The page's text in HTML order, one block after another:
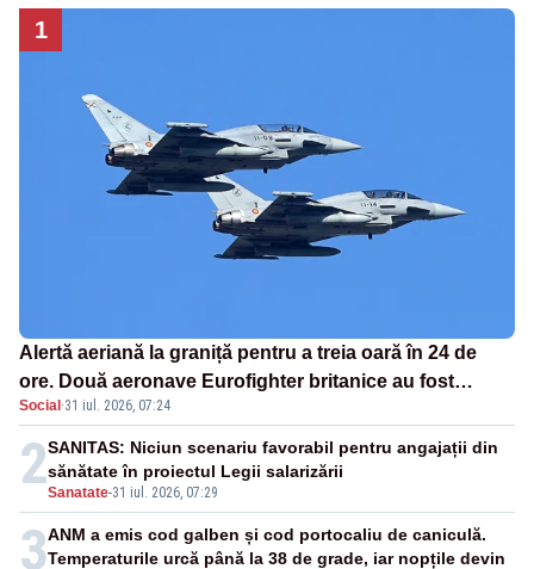
1
Alertă aeriană la graniță pentru a treia oară în 24 de
ore. Două aeronave Eurofighter britanice au fost
ridicate de la sol
Social ·31 iul. 2026, 07:24
2Sanatate-31 iul. 2026, 07:29
SANITAS: Niciun scenariu favorabil pentru angajații din
sănătate în proiectul Legii salarizării
3ANM a emis cod galben și cod portocaliu de caniculă.
Temperaturile urcă până la 38 de grade, iar nopțile devin